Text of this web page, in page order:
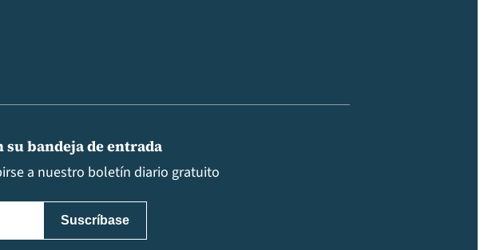
bandeja de entrada
a nuestro boletín diario gratuito